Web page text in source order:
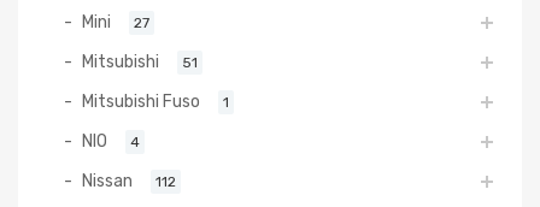
Mini 27
Mitsubishi 51
Mitsubishi Fuso 1
NIO 4
Nissan 112